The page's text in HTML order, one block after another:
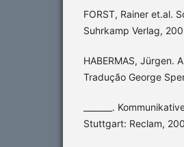
FORST, Rainer et.al.
Suhrkamp Verlag,
HABERMAS, Jürgen.
Tradução George
_______.
Stuttgart: Reclam,